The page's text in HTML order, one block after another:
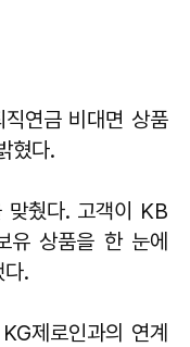
연금 비대면 상품
혔다.
맞췄다. 고객이 KB
유 상품을 한 눈에
.
제로인과의 연계